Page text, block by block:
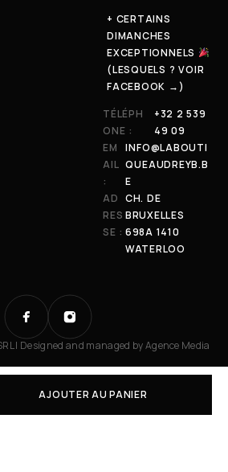
AJOUTER AU PANIER
+ CERTAINS
DIMANCHES
EXCEPTIONNELS
(LESQUELS ? VOIR
FACEBOOK →)
TÉLÉPH
ONE :
+32 2 539
49 09
EM
AIL
:
INFO@LABOUTI
QUEAUDREYB.B
E
AD
RES
SE :
CH. DE
BRUXELLES
698A 1410
WATERLOO
| Designed and managed byAgence Media